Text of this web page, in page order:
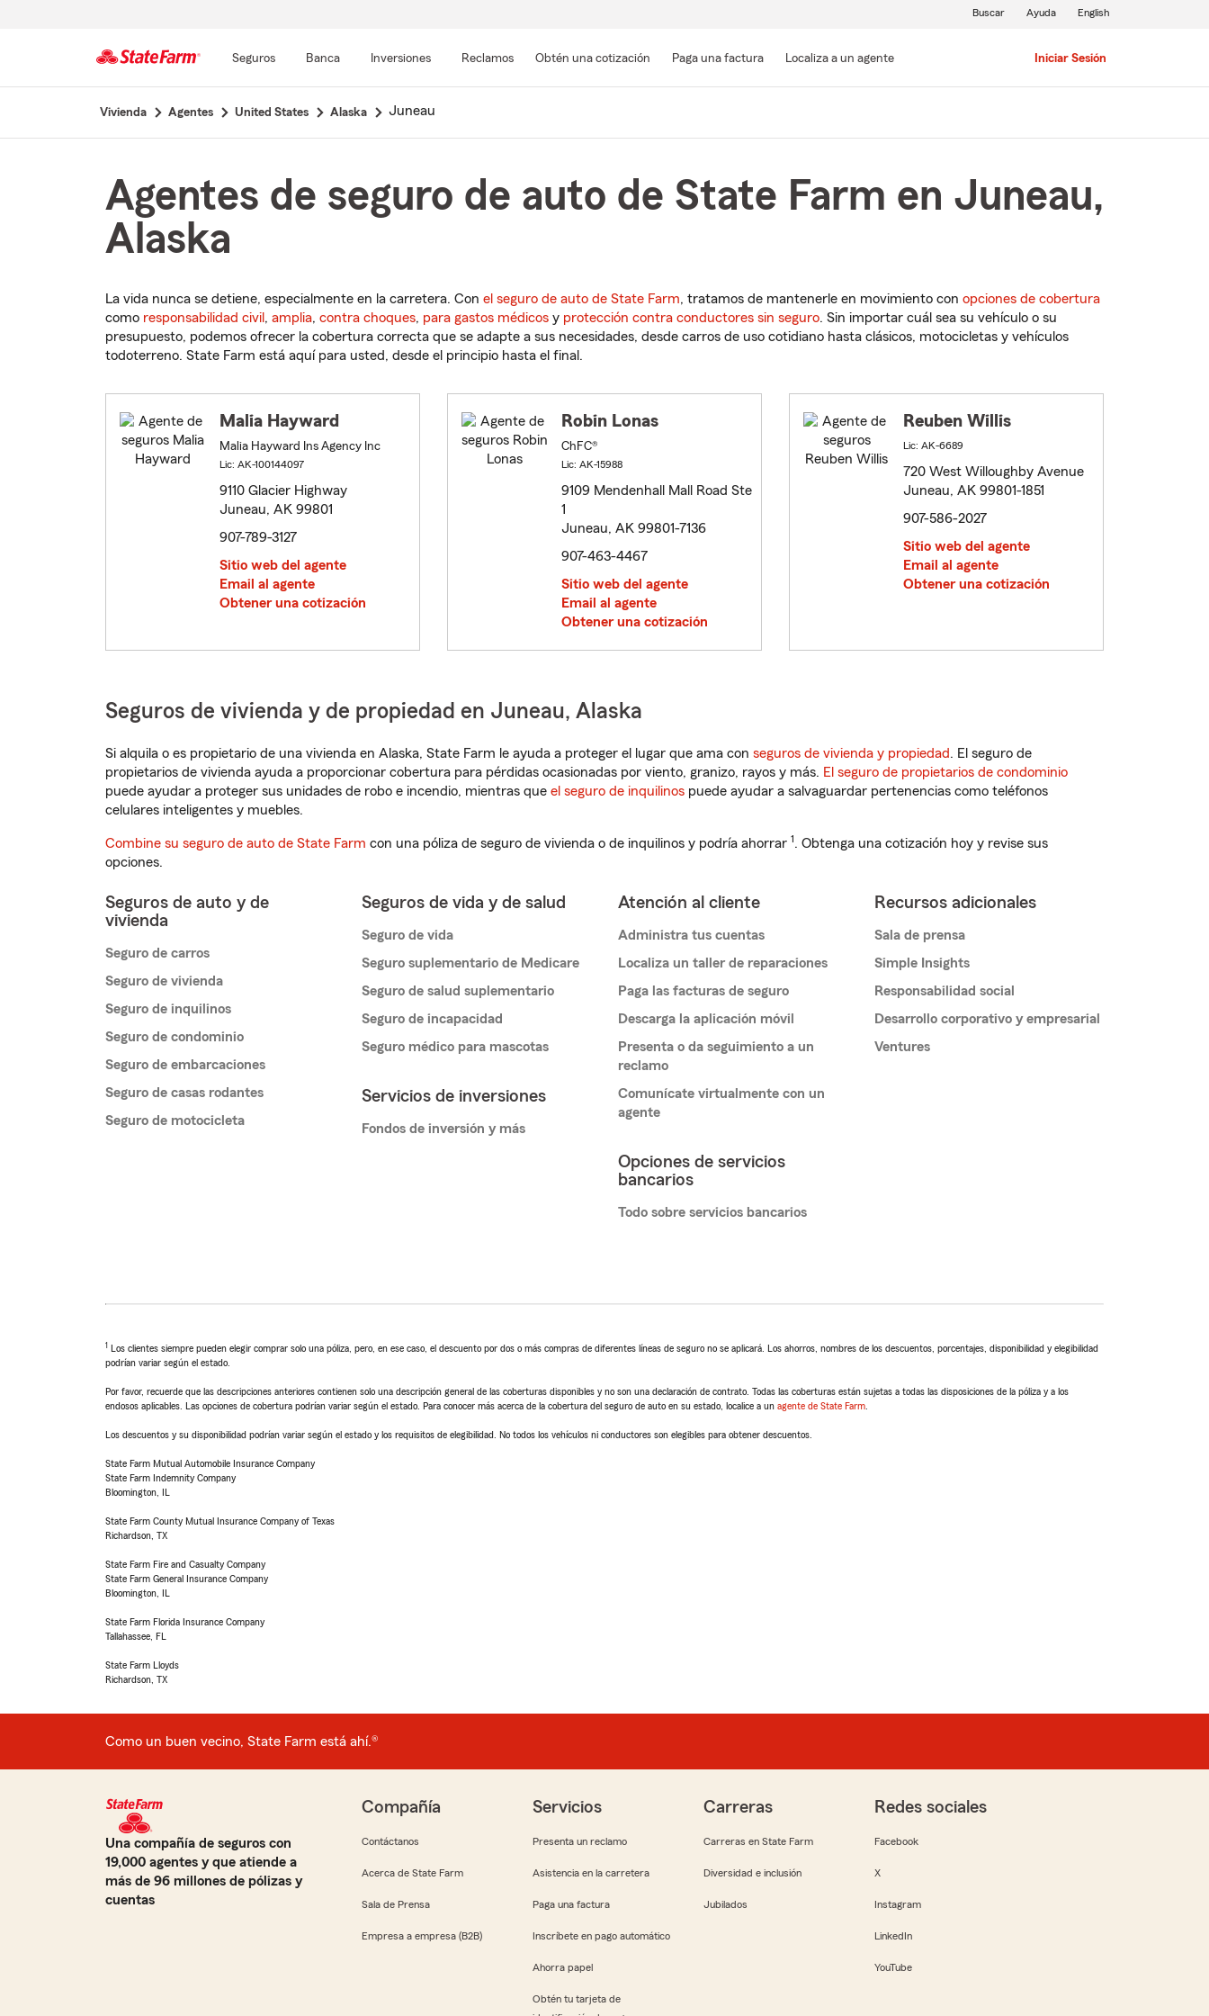
contenido
Seguros Banca Inversiones Reclamos Obtén una cotización Paga una factura Localiza a un agente Iniciar Sesión
Buscar Ayuda English
Vivienda Agentes United States Alaska Juneau
Agentes de seguro de auto de State Farm en Juneau,
Alaska
La vida nunca se detiene, especialmente en la carretera. Con el seguro de auto de State Farm, tratamos de mantenerle en movimiento con opciones de cobertura
como responsabilidad civil , amplia, contra choques, para gastos médicos y protección contra conductores sin seguro. Sin importar cuál sea su vehículo o su
presupuesto, podemos ofrecer la cobertura correcta que se adapte a sus necesidades, desde carros de uso cotidiano hasta clásicos, motocicletas y vehículos
todoterreno. State Farm está aquí para usted, desde el principio hasta el final.
Malia Hayward
Malia Hayward Ins Agency Inc
Lic: AK-100144097
9110 Glacier Highway
Juneau, AK 99801
907-789-3127
Sitio web del agente
Email al agente
Obtener una cotización
Robin Lonas
ChFC®
Lic: AK-15988
9109 Mendenhall Mall Road Ste
1
Juneau, AK 99801-7136
907-463-4467
Sitio web del agente
Email al agente
Obtener una cotización
Reuben Willis
Lic: AK-6689
720 West Willoughby Avenue
Juneau, AK 99801-1851
907-586-2027
Sitio web del agente
Email al agente
Obtener una cotización
Seguros de vivienda y de propiedad en Juneau, Alaska
Si alquila o es propietario de una vivienda en Alaska, State Farm le ayuda a proteger el lugar que ama con seguros de vivienda y propiedad. El seguro de
propietarios de vivienda ayuda a proporcionar cobertura para pérdidas ocasionadas por viento, granizo, rayos y más. El seguro de propietarios de condominio
puede ayudar a proteger sus unidades de robo e incendio, mientras que el seguro de inquilinos puede ayudar a salvaguardar pertenencias como teléfonos
celulares inteligentes y muebles.
Combine su seguro de auto de State Farm con una póliza de seguro de vivienda o de inquilinos y podría ahorrar 1. Obtenga una cotización hoy y revise sus
opciones.
Seguros de auto y de
vivienda
Seguro de carros
Seguro de vivienda
Seguro de inquilinos
Seguro de condominio
Seguro de embarcaciones
Seguro de casas rodantes
Seguro de motocicleta
Seguros de vida y de salud
Seguro de vida
Seguro suplementario de Medicare
Seguro de salud suplementario
Seguro de incapacidad
Seguro médico para mascotas
Servicios de inversiones
Fondos de inversión y más
Atención al cliente
Administra tus cuentas
Localiza un taller de reparaciones
Paga las facturas de seguro
Descarga la aplicación móvil
Presenta o da seguimiento a un
reclamo
Comunícate virtualmente con un
agente
Opciones de servicios
bancarios
Todo sobre servicios bancarios
Recursos adicionales
Sala de prensa
Simple Insights
Responsabilidad social
Desarrollo corporativo y empresarial
Ventures
1 Los clientes siempre pueden elegir comprar solo una póliza, pero, en ese caso, el descuento por dos o más compras de diferentes líneas de seguro no se aplicará. Los ahorros, nombres de los descuentos, porcentajes, disponibilidad y elegibilidad
podrían variar según el estado.
Por favor, recuerde que las descripciones anteriores contienen solo una descripción general de las coberturas disponibles y no son una declaración de contrato. Todas las coberturas están sujetas a todas las disposiciones de la póliza y a los
endosos aplicables. Las opciones de cobertura podrían variar según el estado. Para conocer más acerca de la cobertura del seguro de auto en su estado, localice a un agente de State Farm
Los descuentos y su disponibilidad podrían variar según el estado y los requisitos de elegibilidad. No todos los vehículos ni conductores son elegibles para obtener descuentos.
State Farm Mutual Automobile Insurance Company
State Farm Indemnity Company
Bloomington, IL
State Farm County Mutual Insurance Company of Texas
Richardson, TX
State Farm Fire and Casualty Company
State Farm General Insurance Company
Bloomington, IL
State Farm Florida Insurance Company
Tallahassee, FL
State Farm Lloyds
Richardson, TX
Como un buen vecino, State Farm está ahí.®
Una compañía de seguros con
19,000 agentes y que atiende a
más de 96 millones de pólizas y
cuentas
Compañía
Contáctanos
Acerca de State Farm
Sala de Prensa
Empresa a empresa (B2B)
Servicios
Presenta un reclamo
Asistencia en la carretera
Paga una factura
Inscríbete en pago automático
Ahorra papel
Obtén tu tarjeta de
Carreras
Carreras en State Farm
Diversidad e inclusión
Jubilados
Redes sociales
Facebook
X
Instagram
LinkedIn
YouTube